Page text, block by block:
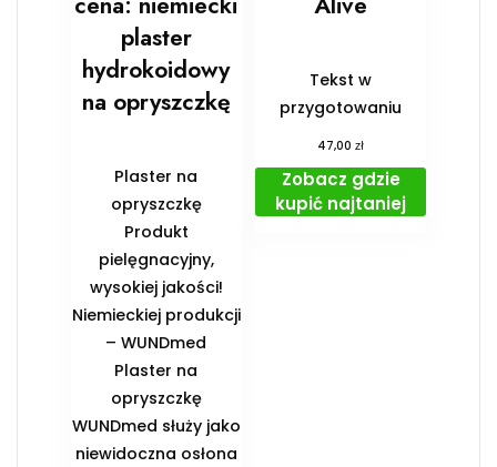
plaster
hydrokoidowy
na opryszczkę
Plaster na
opryszczkę
Produkt
pielęgnacyjny,
wysokiej jakości!
Niemieckiej produkcji
– WUNDmed
Plaster na
opryszczkę
WUNDmed służy jako
niewidoczna osłona
Tekst w
przygotowaniu
47,00zł
Zobacz gdzie
kupić najtaniej